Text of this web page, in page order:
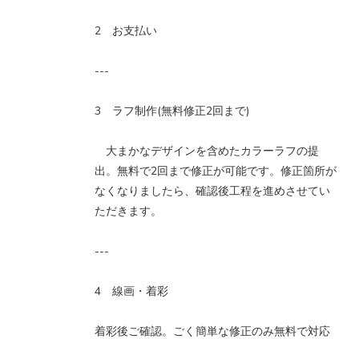
2 お支払い
---
3 ラフ制作(無料修正2回まで)
大まかなデザインを含めたカラーラフの提
出。無料で2回まで修正が可能です。修正箇所が
なくなりましたら、確認後工程を進めさせてい
ただきます。
---
4 線画・着彩
着彩後ご確認。ごく簡単な修正のみ無料で対応